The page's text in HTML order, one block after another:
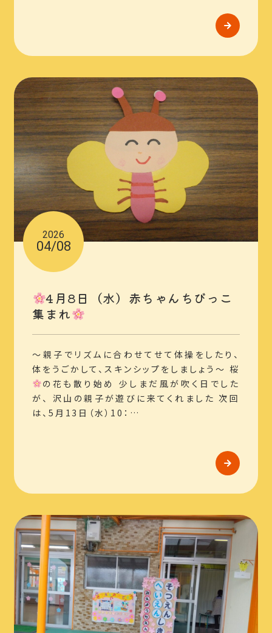
2026
04/08
4月8日（水）赤ちゃんちびっこ
集まれ
～親子でリズムに合わせてせて体操をしたり、
体をうごかして、スキンシップをしましょう～ 桜
の花も散り始め 少しまだ風が吹く日でした
が、 沢山の親子が遊びに来てくれました 次回
は、5月13日（水）10：…